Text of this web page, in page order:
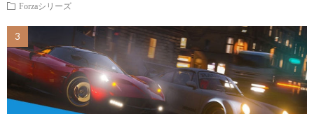
Forzaシリーズ